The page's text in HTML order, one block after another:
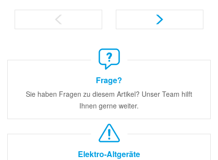
Frage?
Sie haben Fragen zu diesem Artikel? Unser Team hilft
Ihnen gerne weiter.
Elektro-Altgeräte